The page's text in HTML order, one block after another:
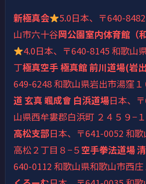
新極真会 5.0日本、〒640-
山市六十谷岡公園室内体育館（
4.0日本、〒640-8145 和歌山
丁極真空手 極真館 前川道場(岩
649-6248 和歌山県岩出市湯窪１
道 玄真 颯成會 白浜道場日本、
山県西牟婁郡白浜町 ２４５９−
高松支部日本、〒641-0052 和
高松２丁目８−５空手拳法道場
640-0112 和歌山県和歌山市西庄